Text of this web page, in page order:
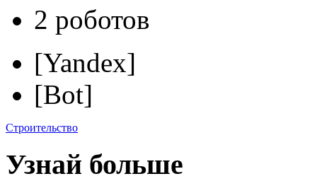
2 роботов
[Yandex]
[Bot]
Строительство
Узнай больше